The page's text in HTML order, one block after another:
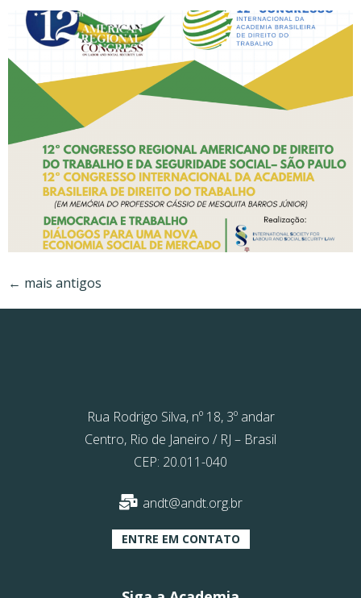
← mais antigos
Rua Rodrigo Silva, nº 18, 3º andar
Centro, Rio de Janeiro / RJ – Brasil
CEP: 20.011-040
andt@andt.org.br
ENTRE EM CONTATO